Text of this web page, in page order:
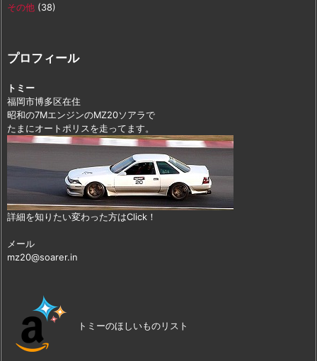
その他 (38)
プロフィール
トミー
福岡市博多区在住
昭和の7MエンジンのMZ20ソアラで
たまにオートポリスを走ってます。
詳細を知りたい変わった方はClick！
メール
mz20@soarer.in
トミーのほしいものリスト